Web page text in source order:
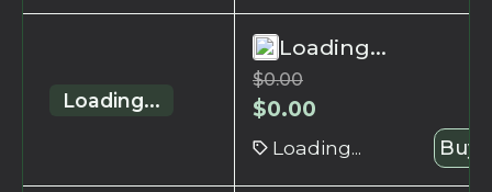
Loading...
Loading...
$0.00
$0.00
Loading... Buy